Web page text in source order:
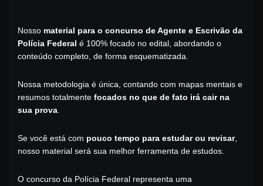
era:
R$198,00.
é:
R$99,00.
Nosso material para o concurso de Agente e Escrivão da
Polícia Federal é 100% focado no edital, abordando o
conteúdo completo, de forma esquematizada.
Nossa metodologia é única, contando com mapas mentais e
resumos totalmente focados no que de fato irá cair na
sua prova
Se você está com pouco tempo para estudar ou revisar,
nosso material será sua melhor ferramenta de estudos.
O concurso da Polícia Federal representa uma